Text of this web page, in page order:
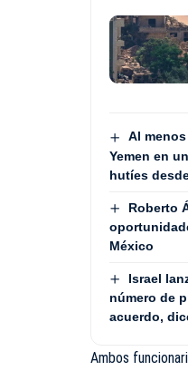
Al
Yemen en
hutíes
Roberto
México
Israel
número de
acuerdo,
Ambos